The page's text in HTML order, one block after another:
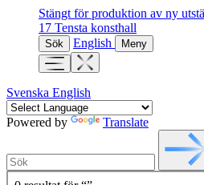
Stängt för produktion av ny
17 Tensta konsthall
Sök English Meny
Svenska English
Powered by Translate